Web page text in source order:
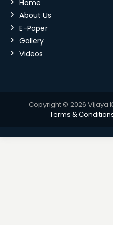
Home
About Us
E-Paper
Gallery
Videos
Copyright © 2026 Vijaya
Terms &